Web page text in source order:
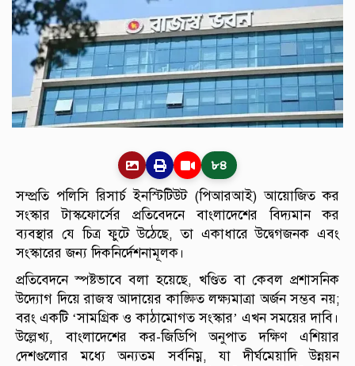
৮৪
সম্প্রতি পলিসি রিসার্চ ইনস্টিটিউট (পিআরআই) আয়োজিত কর
সংস্কার টাস্কফোর্সের প্রতিবেদনে বাংলাদেশের বিদ্যমান কর
ব্যবস্থার যে চিত্র ফুটে উঠেছে, তা একাধারে উদ্বেগজনক এবং
সংস্কারের জন্য দিকনির্দেশনামূলক।
প্রতিবেদনে স্পষ্টভাবে বলা হয়েছে, খণ্ডিত বা কেবল প্রশাসনিক
উদ্যোগ দিয়ে রাজস্ব আদায়ের কাঙ্ক্ষিত লক্ষ্যমাত্রা অর্জন সম্ভব নয়;
বরং একটি ‘সামগ্রিক ও কাঠামোগত সংস্কার’ এখন সময়ের দাবি।
উল্লেখ্য, বাংলাদেশের কর-জিডিপি অনুপাত দক্ষিণ এশিয়ার
দেশগুলোর মধ্যে অন্যতম সর্বনিম্ন, যা দীর্ঘমেয়াদি উন্নয়ন